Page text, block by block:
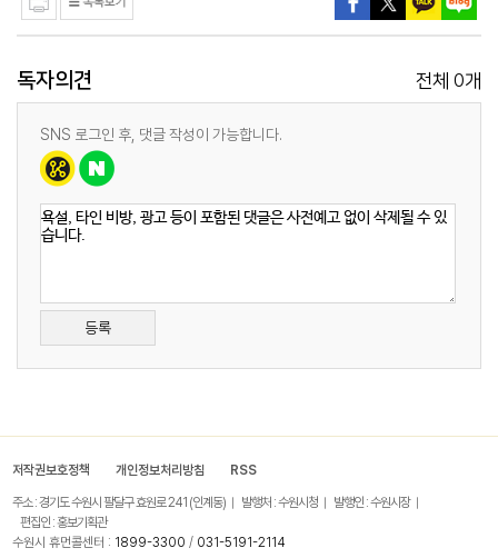
독자의견 전체 0개
SNS 로그인 후, 댓글 작성이 가능합니다.
등록
저작권보호정책 개인정보처리방침 RSS
주소 : 경기도 수원시 팔달구 효원로 241 (인계동) 발행처 : 수원시청
발행인 : 수원시장
편집인 : 홍보기획관
수원시 휴먼콜센터 : 1899-3300 / 031-5191-2114